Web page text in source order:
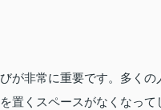
が非常に重要です。多くの
置くスペースがなくなって